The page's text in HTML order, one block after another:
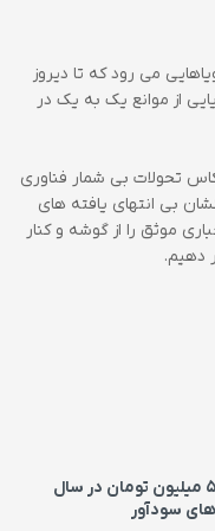
می رود که تا دیروز
از موانع یک به یک در
تحولات بی شمار فناوری
بی انتهای یافته های
موثق را از گوشه و کنار
دهیم.
بهترین سرمایه‌گذاری با ۵۰۰ میلیون تومان در سال